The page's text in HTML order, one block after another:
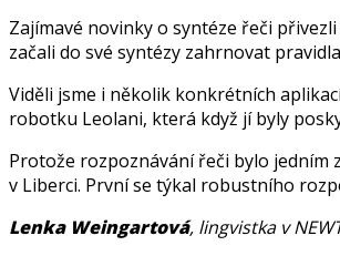
Zajímavé novinky o syntéze řeči
začali do své syntézy zahrnovat
Viděli jsme i několik konkrétních
robotku Leolani, která když jí byly
Protože rozpoznávání řeči bylo
v Liberci. První se týkal robustního
Lenka Weingartová, lingvistka v